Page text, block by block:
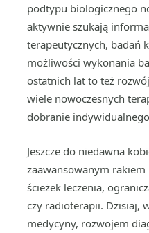
podtypu biologicznego
aktywnie szukają
terapeutycznych, badań
możliwości wykonania
ostatnich lat to też
wiele nowoczesnych
dobranie
Jeszcze do niedawna
zaawansowanym
ścieżek leczenia,
czy radioterapii. Dzisiaj,
medycyny, rozwojem